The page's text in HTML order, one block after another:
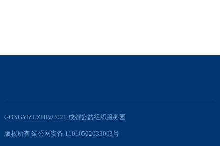
GONGYIZUZHI@2021 成都公益组织服务园
版权所有 蜀公网安备 11010502033003号